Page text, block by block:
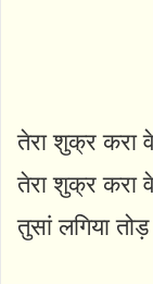
तेरा शुक्र करा
तेरा शुक्र करा
तुसां लगिया